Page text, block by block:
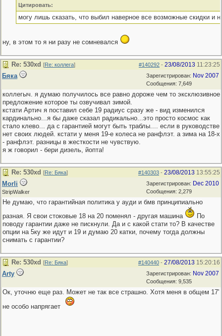
Цитировать:
могу лишь сказать, что выбил наверное все возможные скидки и
ну, в этом то я ни разу не сомневался
#140292 - 23/08/2013 11:23:25
Re: 530хd [Re: коллега]
Зарегистрирован: Nov 2007
Сообщения: 7,649
Бяка
коллегыч. я думаю получилось все равно дороже чем то эксклюзивное
предложение которое ты озвучивал зимой.
кстати Артич я поставил себе 19 радиус сразу же - вид изменился
кардинально...я бы даже сказал радикально...это просто космос как
стало клево... да с гарантией могут быть траблы.... если в руководстве
нет своих людей. кстати у меня 19-е колеса не ранфлэт. а зима на 18-х
- ранфлэт. разницы в жесткости не чувствую.
я ж говорил - бери дизель, йопта!
#140303 - 23/08/2013 13:55:25
Re: 530хd [Re: Бяка]
Зарегистрирован: Dec 2010
Сообщения: 2,279
Morli
StripWalker
Не думаю, что гарантийная политика у ауди и бмв принципиально
разная. Я свои стоковые 18 на 20 поменял - другая машина
По
поводу гарантии даже не пискнули. Да и с какой стати то? В качестве
опции на 5ку же идут и 19 и думаю 20 катки, почему тогда должны
снимать с гарантии?
#140440 - 27/08/2013 15:20:16
Re: 530хd [Re: Бяка]
Зарегистрирован: Nov 2007
Сообщения: 9,535
Arty
Ок, уточню еще раз. Может не так все страшно. Хотя меня в общем 17'
не особо напрягает